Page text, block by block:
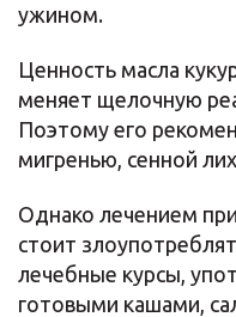
ужином.
Ценность масла
меняет щелочную
Поэтому его
мигренью, сенной
Однако лечением
стоит
лечебные курсы,
готовыми кашами,